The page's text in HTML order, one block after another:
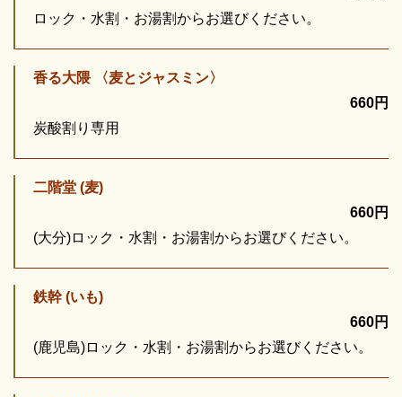
ロック・水割・お湯割からお選びください。
香る大隈 〈麦とジャスミン〉
660円
炭酸割り専用
二階堂 (麦)
660円
(大分)ロック・水割・お湯割からお選びください。
鉄幹 (いも)
660円
(鹿児島)ロック・水割・お湯割からお選びください。